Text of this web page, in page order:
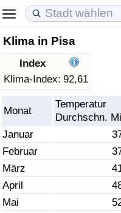
Klima in Pisa
Index
Klima-Index: 92,61
Monat
Temperatur
Durchschn.
Januar
Februar
März
April
Mai
Lebenshaltungskosten
Lebenshaltungskosten-
Lebenshaltungskosten-
Lebenshaltungskosten-
in Akaba
Immobilienpreise
Immobilienpreis-Index
Immobilienpreis-Index
Immobilienpreis-Index
Lebensqualität
Lebensqualität-Index
Lebensqualität-Index
Lebensqualitätsindex
Kriminalität
Kriminalitäts-Index